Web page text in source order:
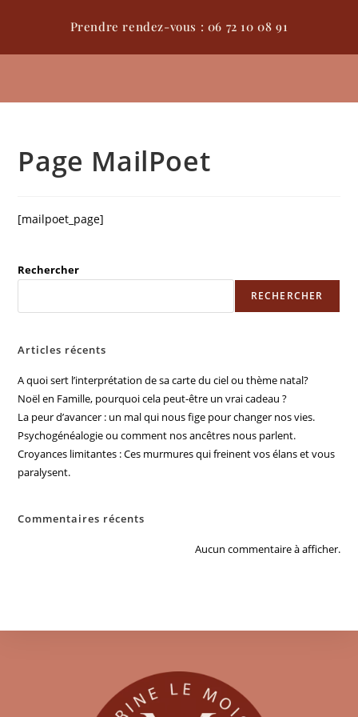
Prendre rendez-vous : 06 72 10 08 91
Page MailPoet
[mailpoet_page]
Rechercher
RECHERCHER
Articles récents
A quoi sert l’interprétation de sa carte du ciel ou thème natal?
Noël en Famille, pourquoi cela peut-être un vrai cadeau ?
La peur d’avancer : un mal qui nous fige pour changer nos vies.
Psychogénéalogie ou comment nos ancêtres nous parlent.
Croyances limitantes : Ces murmures qui freinent vos élans et vous
paralysent.
Commentaires récents
Aucun commentaire à afficher.